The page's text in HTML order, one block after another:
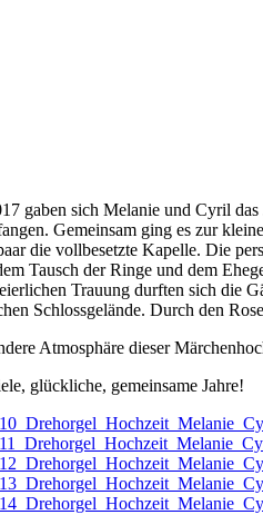
gaben sich Melanie und Cyril
Gemeinsam ging es zur
die vollbesetzte Kapelle. Die
Tausch der Ringe und dem
Trauung durften sich die
Schlossgelände. Durch den
Atmosphäre dieser
glückliche, gemeinsame Jahre!